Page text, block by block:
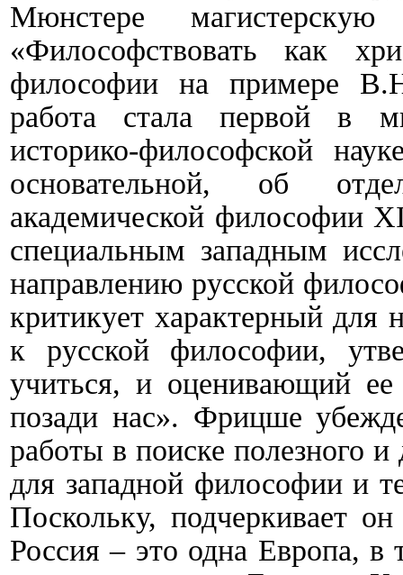
Мюнстере
«Философствовать как
философии на примере
работа стала первой в
историко-философской
основательной, об
академической философии
специальным западным
направлению русской
критикует характерный для
к русской философии,
учиться, и оценивающий ее
позади нас». Фрицше
работы в поиске полезного
для западной философии и
Поскольку, подчеркивает
Россия – это одна Европа, в